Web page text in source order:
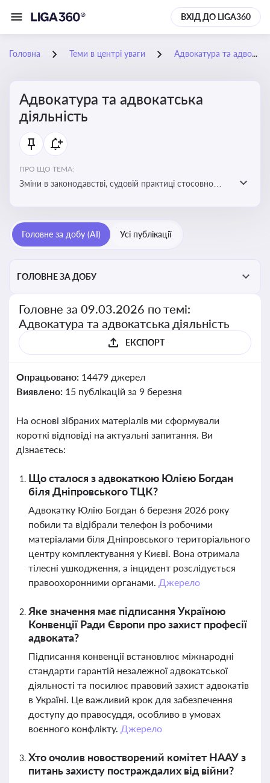
ВХІД ДО LIGA360
Головна Теми в центрі уваги Адвокатура та адвокатська діяльність
Адвокатура та адвокатська
діяльність
ПРО ЩО ТЕМА:
Зміни в законодавстві, судовій практиці стосовно
Головне за добу (AI) Усі публікації
ГОЛОВНЕ ЗА ДОБУ
Головне за 09.03.2026 по темі:
Адвокатура та адвокатська діяльність
ЕКСПОРТ
Опрацьовано: 14479 джерел
Виявлено: 15 публікацій за 9 березня
На основі зібраних матеріалів ми сформували
короткі відповіді на актуальні запитання. Ви
дізнаєтесь:
Що сталося з адвокаткою Юлією Богдан
біля Дніпровського ТЦК?
Адвокатку Юлію Богдан 6 березня 2026 року
побили та відібрали телефон із робочими
матеріалами біля Дніпровського територіального
центру комплектування у Києві. Вона отримала
тілесні ушкодження, а інцидент розслідується
правоохоронними органами. Джерело
Яке значення має підписання Україною
Конвенції Ради Європи про захист професії
адвоката?
Підписання конвенції встановлює міжнародні
стандарти гарантій незалежної адвокатської
діяльності та посилює правовий захист адвокатів
в Україні. Це важливий крок для забезпечення
доступу до правосуддя, особливо в умовах
воєнного конфлікту. Джерело
Хто очолив новостворений комітет НААУ з
питань захисту постраждалих від війни?